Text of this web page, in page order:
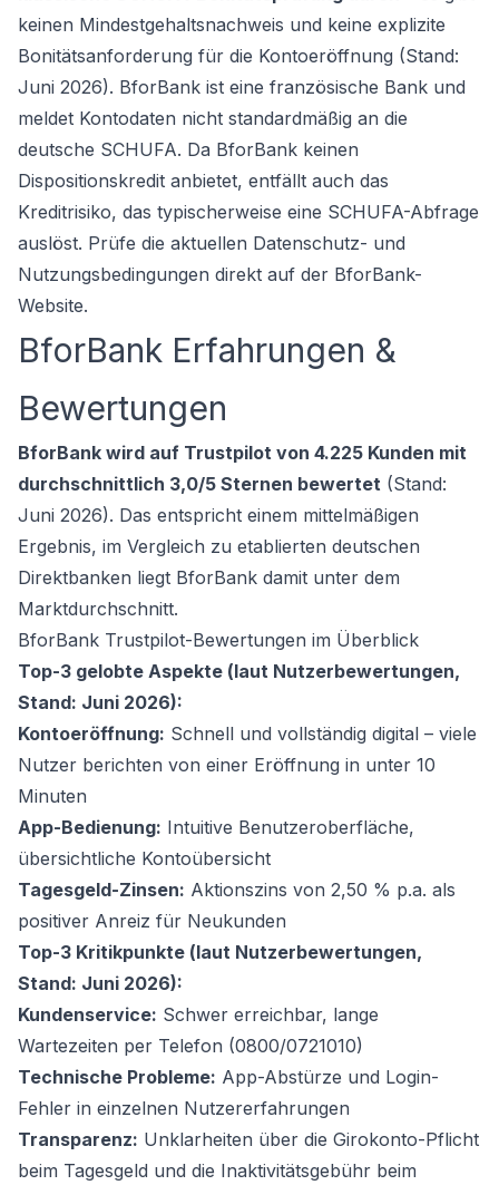
keinen Mindestgehaltsnachweis und keine explizite
Bonitätsanforderung für die Kontoeröffnung (Stand:
Juni 2026). BforBank ist eine französische Bank und
meldet Kontodaten nicht standardmäßig an die
deutsche SCHUFA. Da BforBank keinen
Dispositionskredit anbietet, entfällt auch das
Kreditrisiko, das typischerweise eine SCHUFA-Abfrage
auslöst. Prüfe die aktuellen Datenschutz- und
Nutzungsbedingungen direkt auf der BforBank-
Website.
BforBank Erfahrungen &
Bewertungen
BforBank wird auf Trustpilot von 4.225 Kunden mit
durchschnittlich 3,0/5 Sternen bewertet (Stand:
Juni 2026). Das entspricht einem mittelmäßigen
Ergebnis, im Vergleich zu etablierten deutschen
Direktbanken liegt BforBank damit unter dem
Marktdurchschnitt.
BforBank Trustpilot-Bewertungen im Überblick
Top-3 gelobte Aspekte (laut Nutzerbewertungen,
Stand: Juni 2026):
Kontoeröffnung: Schnell und vollständig digital – viele
Nutzer berichten von einer Eröffnung in unter 10
Minuten
App-Bedienung: Intuitive Benutzeroberfläche,
übersichtliche Kontoübersicht
Tagesgeld-Zinsen: Aktionszins von 2,50 % p.a. als
positiver Anreiz für Neukunden
Top-3 Kritikpunkte (laut Nutzerbewertungen,
Stand: Juni 2026):
Kundenservice: Schwer erreichbar, lange
Wartezeiten per Telefon (0800/0721010)
Technische Probleme: App-Abstürze und Login-
Fehler in einzelnen Nutzererfahrungen
Transparenz: Unklarheiten über die Girokonto-Pflicht
beim Tagesgeld und die Inaktivitätsgebühr beim